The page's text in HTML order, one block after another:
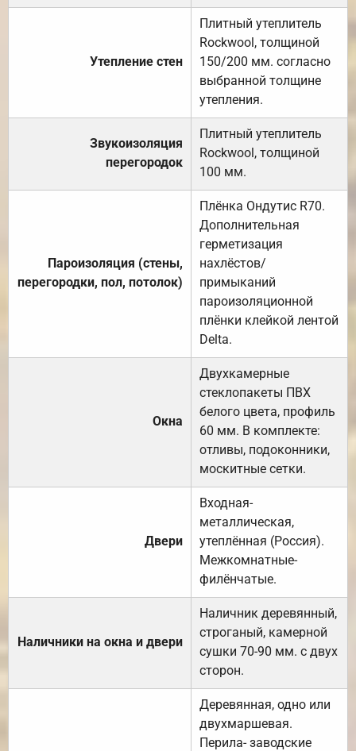
Утепление стен
Плитный утеплитель
Rockwool, толщиной
150/200 мм. согласно
выбранной толщине
утепления.
Звукоизоляция
перегородок
Плитный утеплитель
Rockwool, толщиной
100 мм.
Пароизоляция (стены,
перегородки, пол, потолок)
Плёнка Ондутис R70.
Дополнительная
герметизация
нахлёстов/
примыканий
пароизоляционной
плёнки клейкой лентой
Delta.
Окна
Двухкамерные
стеклопакеты ПВХ
белого цвета, профиль
60 мм. В комплекте:
отливы, подоконники,
москитные сетки.
Двери
Входная-
металлическая,
утеплённая (Россия).
Межкомнатные-
филёнчатые.
Наличники на окна и двери
Наличник деревянный,
строганый, камерной
сушки 70-90 мм. с двух
сторон.
Деревянная, одно или
двухмаршевая.
Перила- заводские